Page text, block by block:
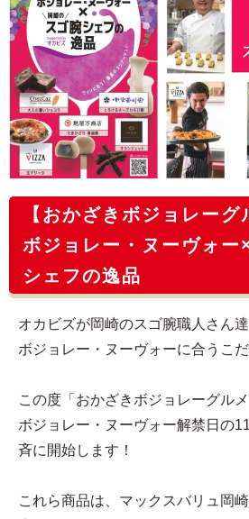
【おかざきボジョレーグ
ボジョレー・ヌーヴォー
シェフの逸品
オカビズが岡崎のスゴ腕職人さん達
ボジョレー・ヌーヴォーに合うこ
この度「おかざきボジョレーグルメ
ボジョレー・ヌーヴォー解禁日の
斉に開始します！
これら商品は、マックスバリュ岡